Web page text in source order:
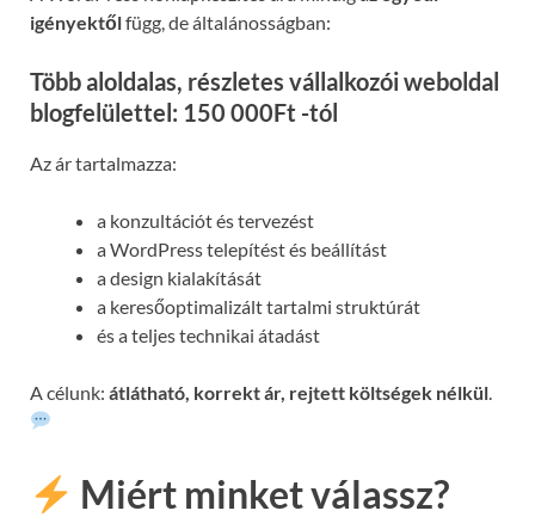
igényektőlfügg, de általánosságban:
Több aloldalas, részletes vállalkozói weboldal
blogfelülettel: 150 000Ft -tól
Az ár tartalmazza:
a konzultációt és tervezést
a WordPress telepítést és beállítást
a design kialakítását
a keresőoptimalizált tartalmi struktúrát
és a teljes technikai átadást
A célunk: átlátható, korrekt ár, rejtett költségek nélkül
Miért minket válassz?